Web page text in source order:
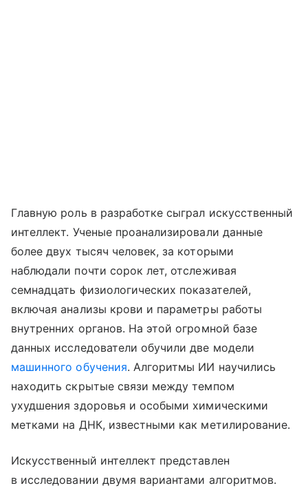
Главную роль в разработке сыграл искусственный
интеллект. Ученые проанализировали данные
более двух тысяч человек, за которыми
наблюдали почти сорок лет, отслеживая
семнадцать физиологических показателей,
включая анализы крови и параметры работы
внутренних органов. На этой огромной базе
данных исследователи обучили две модели
машинного обучения. Алгоритмы ИИ научились
находить скрытые связи между темпом
ухудшения здоровья и особыми химическими
метками на ДНК, известными как метилирование.
Искусственный интеллект представлен
в исследовании двумя вариантами алгоритмов.